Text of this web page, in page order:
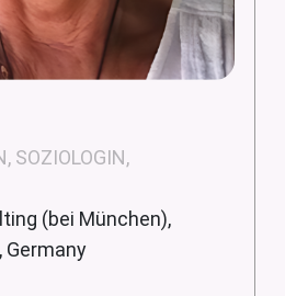
SOZIOLOGIN,
(bei München),
Germany